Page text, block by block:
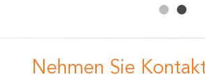
Nehmen Sie